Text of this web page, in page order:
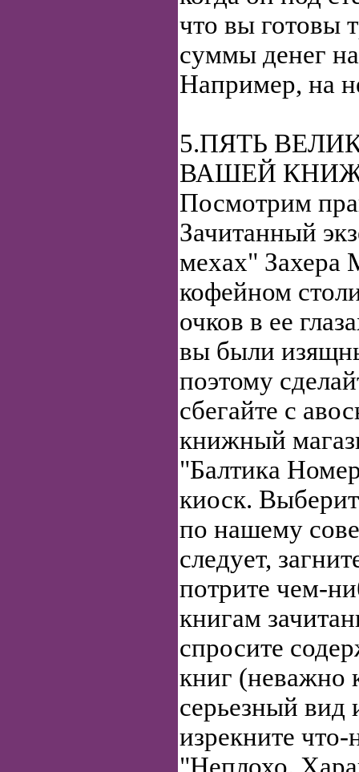
что вы готовы
суммы денег
Например, на
5.ПЯТЬ
ВАШЕЙ
Посмотрим
Зачитанный
мехах" Захера
кофейном
очков в ее
вы были
поэтому
сбегайте с
книжный
"Балтика
киоск.
по нашему
следует,
потрите чем-
книгам
спросите
книг (неважно
серьезный вид
изрекните